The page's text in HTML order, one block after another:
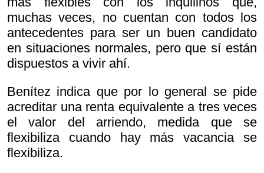
muchas veces, no cuentan con todos los
antecedentes para ser un buen candidato
en situaciones normales, pero que sí están
dispuestos a vivir ahí.
Benítez indica que por lo general se pide
acreditar una renta equivalente a tres veces
el valor del arriendo, medida que se
flexibiliza cuando hay más vacancia se
flexibiliza.